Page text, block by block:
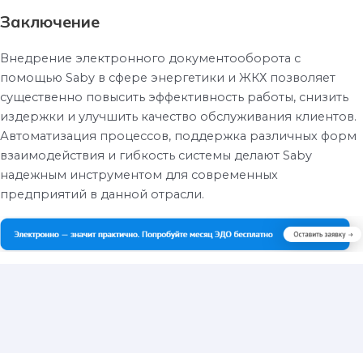
Заключение
Внедрение электронного документооборота с
помощью Saby в сфере энергетики и ЖКХ позволяет
существенно повысить эффективность работы, снизить
издержки и улучшить качество обслуживания клиентов.
Автоматизация процессов, поддержка различных форм
взаимодействия и гибкость системы делают Saby
надежным инструментом для современных
предприятий в данной отрасли.